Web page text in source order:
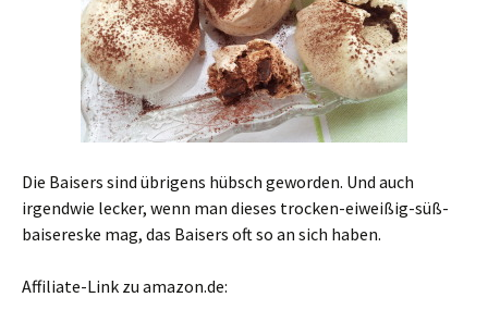
Die Baisers sind übrigens hübsch geworden. Und auch
irgendwie lecker, wenn man dieses trocken-eiweißig-süß-
baisereske mag, das Baisers oft so an sich haben.
Affiliate-Link zu amazon.de: